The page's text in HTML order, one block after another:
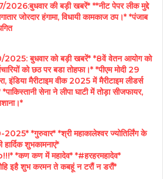
की बड़ी खबरें* **नीट पेपर लीक मुद्दे
जोरदार हंगामा, विधायी कामकाज ठप।* *पंजाब
बुधवार को बड़ी खबरें* *8वें वेतन आयोग को
को छठ पर बडा तोहफा।* *पीएम मोदी 29
इंडिया मैरीटाइम वीक 2025 में मैरीटाइम लीडर्स
सेना ने लीपा घाटी में तोड़ा सीजफायर,
*गुरुवार* *श्री महाकालेश्वर ज्योतिर्लिंग के
शुभकामनाएं*
*कण कण में महादेव* *#हरहरमहादेव*
इहै शुभ करमन ते कबहूं न टरौं न डरौं*